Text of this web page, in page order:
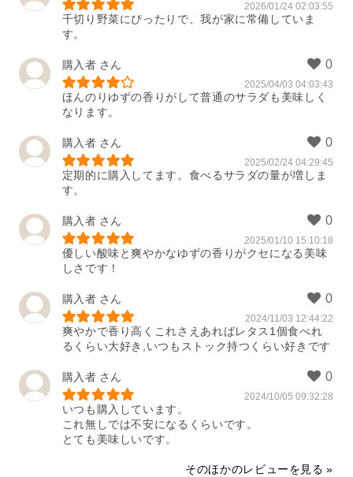
2026/01/24 02:03:55
千切り野菜にぴったりで、我が家に常備していま
す。
購入者
2025/04/03 04:03:43
ほんのりゆずの香りがして普通のサラダも美味しく
なります。
購入者
2025/02/24 04:29:45
定期的に購入してます。食べるサラダの量が増しま
す。
購入者
2025/01/10 15:10:18
優しい酸味と爽やかなゆずの香りがクセになる美味
しさです！
購入者
2024/11/03 12:44:22
爽やかで香り高くこれさえあればレタス1個食べれ
るくらい大好き,いつもストック持つくらい好きです
購入者
2024/10/05 09:32:28
いつも購入しています。
これ無しでは不安になるくらいです。
とても美味しいです。
そのほかのレビューを見る